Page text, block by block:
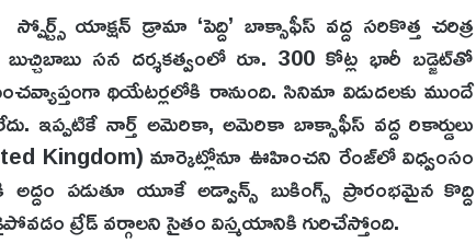
యాక్షన్ డ్రామా ‘పెద్ది’ బాక్సాఫీస్ వద్ద సరికొత్త చరిత్ర
సన దర్శకత్వంలో రూ. 300 కోట్ల భారీ బడ్జెట్‌తో
థియేటర్లలోకి రానుంది. సినిమా విడుదలకు ముందే
ఇప్పటికే నార్త్ అమెరికా, అమెరికా బాక్సాఫీస్ వద్ద రికార్డులు
Kingdom) మార్కెట్లోనూ ఊహించని రేంజ్‌లో విధ్వంసం
పడుతూ యూకే అడ్వాన్స్ బుకింగ్స్ ప్రారంభమైన కొద్ది
ట్రేడ్ వర్గాలని సైతం విస్మయానికి గురిచేస్తోంది.